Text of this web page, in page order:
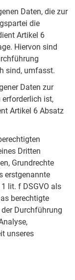
Daten, die zur
die
Artikel 6
Hiervon sind
sind, umfasst.
Daten zur
ist,
Artikel 6 Absatz
Dritten
Grundrechte
erstgenannte
lit. f DSGVO als
berechtigte
Durchführung
unseres